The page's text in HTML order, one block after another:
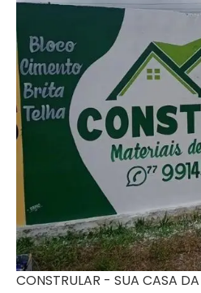
CONSTRULAR - SUA CASA